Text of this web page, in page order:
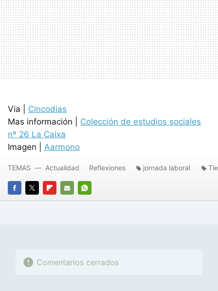
Via | Cincodias
Mas información | Colección de estudios sociales
nº 26 La Caixa
Imagen | Aarmono
FACEBOOK
TWITTERFLIPBOARD
E-
WHATSAPP
TEMAS Actualidad Reflexiones jornada laboral
Comentarios cerrados